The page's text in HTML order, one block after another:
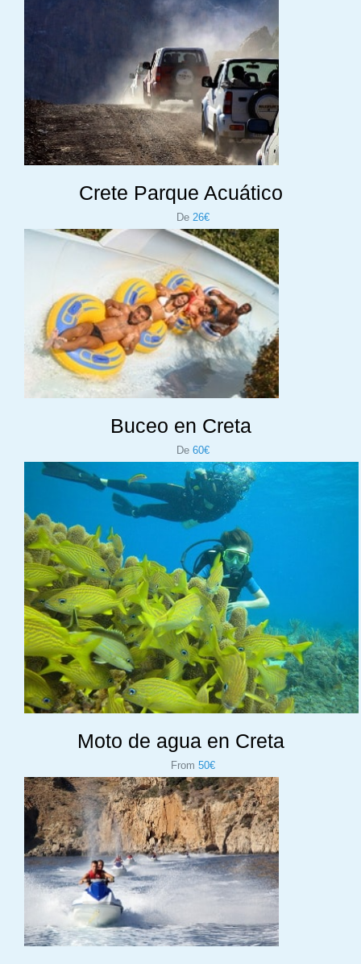
Crete Parque Acuático
De26€
Buceo en Creta
De60€
Moto de agua en Creta
From 50€